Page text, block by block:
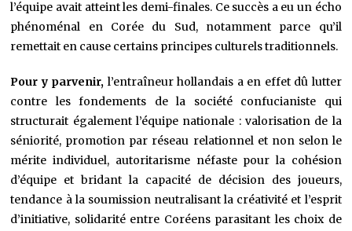
l’équipe avait atteint les demi-finales. Ce succès a eu un écho
phénoménal en Corée du Sud, notamment parce qu’il
remettait en cause certains principes culturels traditionnels.
Pour y parvenir, l’entraîneur hollandais a en effet dû lutter
contre les fondements de la société confucianiste qui
structurait également l’équipe nationale : valorisation de la
séniorité, promotion par réseau relationnel et non selon le
mérite individuel, autoritarisme néfaste pour la cohésion
d’équipe et bridant la capacité de décision des joueurs,
tendance à la soumission neutralisant la créativité et l’esprit
d’initiative, solidarité entre Coréens parasitant les choix de